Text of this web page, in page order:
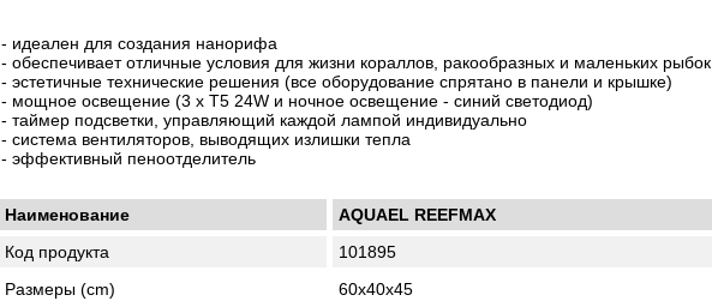
- идеален для создания нанорифа
- обеспечивает отличные условия для жизни кораллов, ракообразных и маленьких рыбок
- эстетичные технические решения (все оборудование спрятано в панели и крышке)
- мощное освещение (3 x T5 24W и ночное освещение - синий светодиод)
- таймер подсветки, управляющий каждой лампой индивидуально
- система вентиляторов, выводящих излишки тепла
- эффективный пеноотделитель
Наименование
AQUAEL REEFMAX
Код продукта
101895
Размеры (cm)
60x40x45